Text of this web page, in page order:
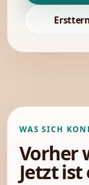
WAS SICH
Vorher
Jetzt ist